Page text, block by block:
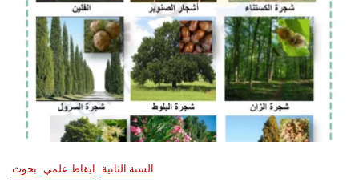
السنة الثانية ايقاظ علمي بحوث